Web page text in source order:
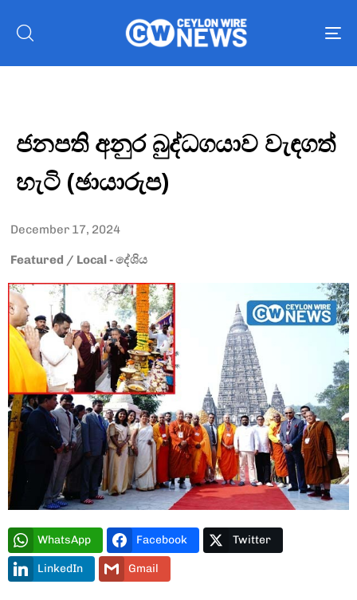
ජනපති අනුර බුද්ධගයාව වැඳගත්
හැටි (ඡායාරුප)
December 17, 2024
Featured / Local - දේශිය
WhatsApp Facebook Twitter
LinkedIn Gmail